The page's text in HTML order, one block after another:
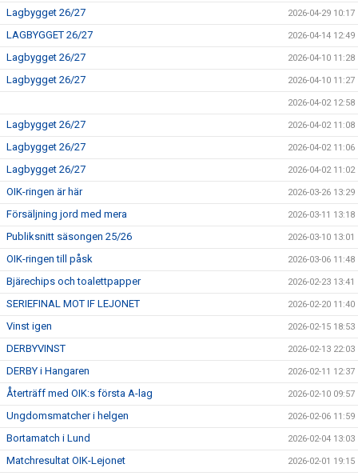
Lagbygget 26/27 2026-04-29 10:17
LAGBYGGET 26/27 2026-04-14 12:49
Lagbygget 26/27 2026-04-10 11:28
Lagbygget 26/27 2026-04-10 11:27
2026-04-02 12:58
Lagbygget 26/27 2026-04-02 11:08
Lagbygget 26/27 2026-04-02 11:06
Lagbygget 26/27 2026-04-02 11:02
OIK-ringen är här 2026-03-26 13:29
Försäljning jord med mera 2026-03-11 13:18
Publiksnitt säsongen 25/26 2026-03-10 13:01
OIK-ringen till påsk 2026-03-06 11:48
Bjärechips och toalettpapper 2026-02-23 13:41
SERIEFINAL MOT IF LEJONET 2026-02-20 11:40
Vinst igen 2026-02-15 18:53
DERBYVINST 2026-02-13 22:03
DERBY i Hangaren 2026-02-11 12:37
Återträff med OIK:s första A-lag 2026-02-10 09:57
Ungdomsmatcher i helgen 2026-02-06 11:59
Bortamatch i Lund 2026-02-04 13:03
Matchresultat OIK-Lejonet 2026-02-01 19:15